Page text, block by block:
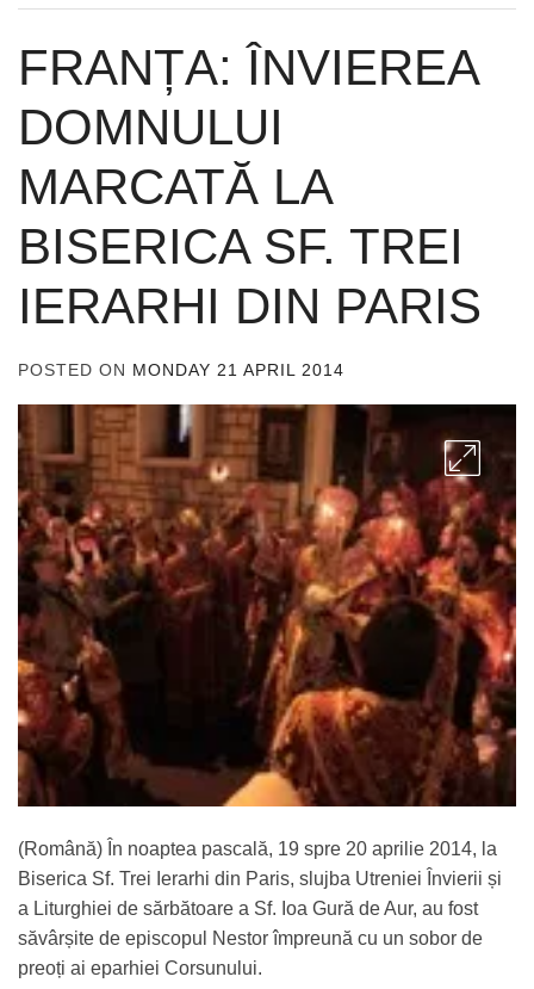
FRANȚA: ÎNVIEREA
DOMNULUI
MARCATĂ LA
BISERICA SF. TREI
IERARHI DIN PARIS
POSTED ON MONDAY 21 APRIL 2014
(Română) În noaptea pascală, 19 spre 20 aprilie 2014, la
Biserica Sf. Trei Ierarhi din Paris, slujba Utreniei Învierii și
a Liturghiei de sărbătoare a Sf. Ioa Gură de Aur, au fost
săvârșite de episcopul Nestor împreună cu un sobor de
preoți ai eparhiei Corsunului.